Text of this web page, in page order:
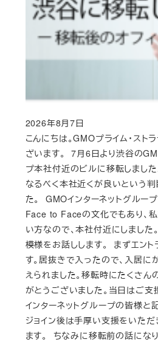
こんにちは。GMOプライム・スト
ざいます。 7月6日より渋谷の
プ本社付近のビルに移転しまし
なるべく本社近くが良いという
た。 GMOインターネットグルー
Face to Faceの文化でもあり、
い方なので、本社付近にしました
模様をお話しします。 まずエン
す。居抜きで入ったので、入居に
えられました。移転時にたくさん
がとうございました。当日はご
インターネットグループの皆様と
ジョイン後は手厚い支援をいただ
ます。 ちなみに移転前の話にな
Published
2026年8月7日